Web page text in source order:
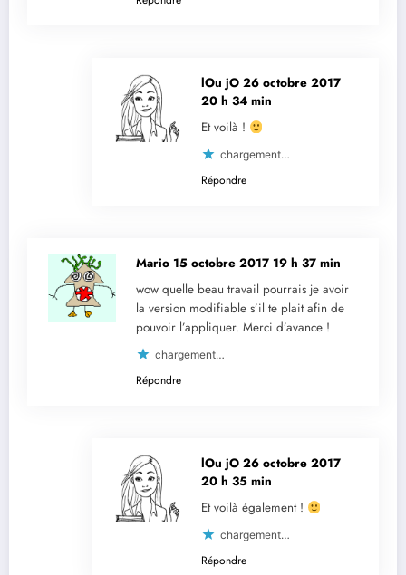
lOu jO 26 octobre 2017
20 h 34 min
Et voilà !
chargement…
Répondre
Mario 15 octobre 2017 19 h 37 min
wow quelle beau travail pourrais je avoir
la version modifiable s’il te plait afin de
pouvoir l’appliquer. Merci d’avance !
chargement…
Répondre
lOu jO 26 octobre 2017
20 h 35 min
Et voilà également !
chargement…
Répondre